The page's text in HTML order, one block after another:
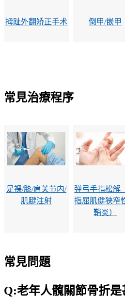
拇趾外翻矫正手术 倒甲/嵌甲
常見治療程序
足裸/膝/肩关节内/
肌腱注射
弹弓手指松解
指屈肌健狭窄
鞘炎）
常見問題
Q:老年人髖關節骨折是